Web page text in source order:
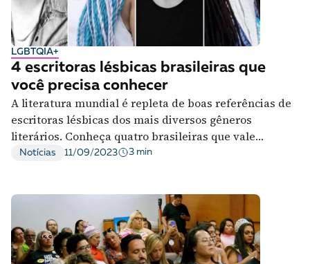
LGBTQIA+
4 escritoras lésbicas brasileiras que
você precisa conhecer
A literatura mundial é repleta de boas referências de
escritoras lésbicas dos mais diversos gêneros
literários. Conheça quatro brasileiras que vale
acompanhar
Notícias 11/09/2023 3 min